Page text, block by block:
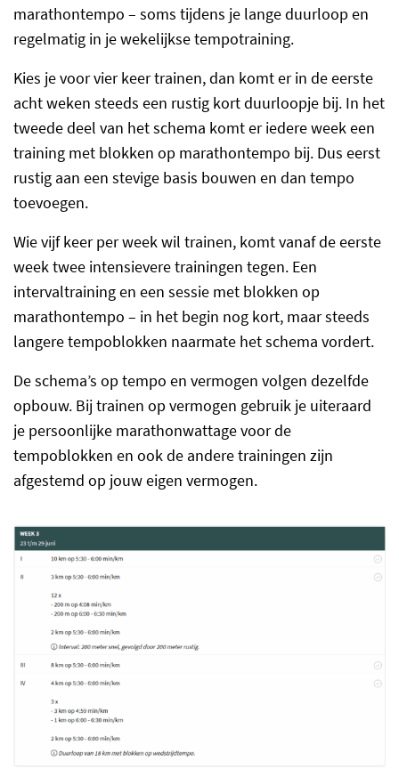
marathontempo – soms tijdens je lange duurloop en
regelmatig in je wekelijkse tempotraining.
Kies je voor vier keer trainen, dan komt er in de eerste
acht weken steeds een rustig kort duurloopje bij. In het
tweede deel van het schema komt er iedere week een
training met blokken op marathontempo bij. Dus eerst
rustig aan een stevige basis bouwen en dan tempo
toevoegen.
Wie vijf keer per week wil trainen, komt vanaf de eerste
week twee intensievere trainingen tegen. Een
intervaltraining en een sessie met blokken op
marathontempo – in het begin nog kort, maar steeds
langere tempoblokken naarmate het schema vordert.
De schema’s op tempo en vermogen volgen dezelfde
opbouw. Bij trainen op vermogen gebruik je uiteraard
je persoonlijke marathonwattage voor de
tempoblokken en ook de andere trainingen zijn
afgestemd op jouw eigen vermogen.